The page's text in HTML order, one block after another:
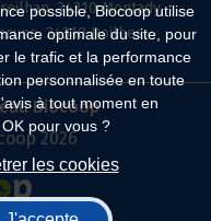
possible, Biocoop utilise
optimale du site, pour
le trafic et la performance
personnalisée en toute
à tout moment en
pour vous ?
les cookies
34310 Montady,
34310 Poilhes
Biocoop
2026